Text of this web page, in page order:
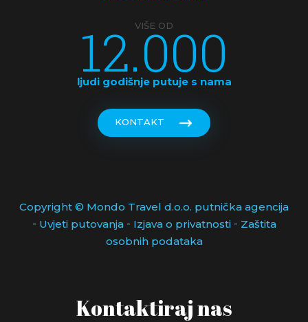
VIŠE OD
12.000
ljudi godišnje putuje s nama
KONTAKT
Copyright © Mondo Travel d.o.o. putnička agencija
- Uvjeti putovanja- Izjava o privatnosti- Zaštita
osobnih podataka
Kontaktiraj nas